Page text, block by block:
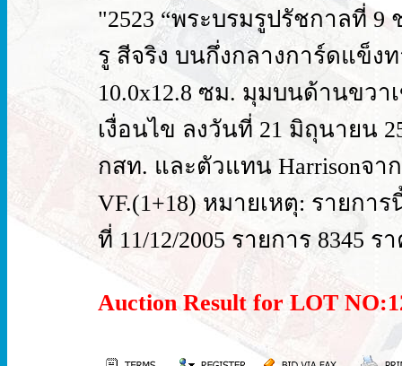
"2523 “พระบรมรูปรัชกาลที่ 9
รู สีจริง บนกึ่งกลางการ์ดแข็ง
10.0x12.8 ซม. มุมบนด้านขว
เงื่อนไข ลงวันที่ 21 มิถุนายน
กสท. และตัวแทน Harrisonจา
VF.(1+18) หมายเหตุ: รายกา
ที่ 11/12/2005 รายการ 8345 ร
Auction Result for LOT